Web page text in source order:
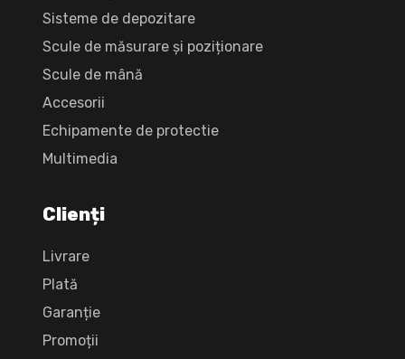
Sisteme de depozitare
Scule de măsurare și poziționare
Scule de mână
Accesorii
Echipamente de protectie
Multimedia
Clienți
Livrare
Plată
Garanție
Promoții